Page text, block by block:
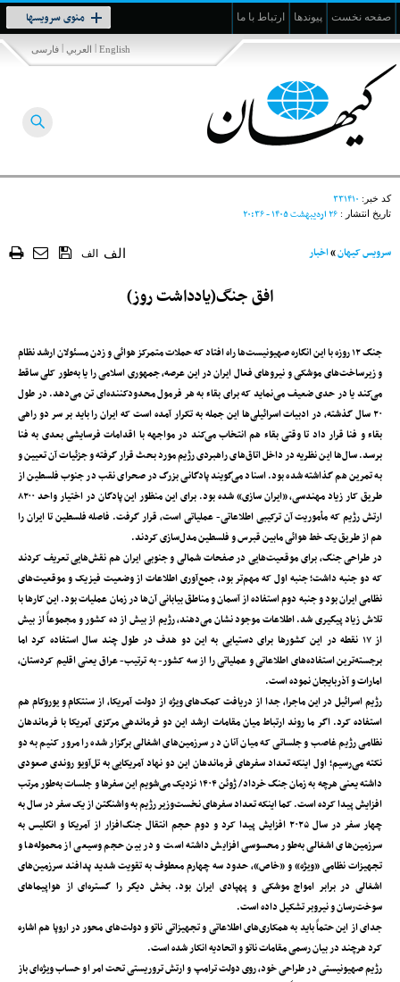
صفحه نخست پیوندها ارتباط با ما منوی سرویسها
Toggle
navigation
فارسی | العربي | English
کد خبر: ۳۳۱۴۱۰
تاریخ انتشار : ۲۶ ارديبهشت ۱۴۰۵ - ۲۰:۳۶
سرویس کیهان»اخبار الف الف
افق جنگ(یادداشت روز)
جنگ ۱۲ روزه با این انگاره صهیونیست‌ها راه افتاد که حملات متمرکز هوائی و زدن مسئولان ارشد نظام
و زیرساخت‌های موشکی و نیروهای فعال ایران در این عرصه‌، جمهوری اسلامی را یا به‌طور کلی ساقط
می‌کند یا در حدی ضعیف می‌نماید که برای بقاء به هر فرمول محدود‌کننده‌ای تن می‌دهد. در طول
۲۰ سال گذشته‌، در ادبیات اسرائیلی‌ها این جمله به تکرار آمده است که ایران را باید بر سر دو راهی
بقاء و فنا قرار داد تا وقتی بقاء هم انتخاب می‌کند در مواجهه با اقدامات فرسایشی بعدی به فنا
برسد. سال‌ها این نظریه در داخل اتاق‌های راهبردی رژیم مورد بحث قرار گرفته و جزئیات آن تعیین و
به تمرین هم گذاشته شده بود. اسناد می‌گویند پادگانی بزرگ در صحرای نقب در جنوب فلسطین از
طریق کار زیاد مهندسی‌، «ایران سازی» شده بود. برای این منظور این پادگان در اختیار واحد ۸۲۰۰
ارتش رژیم که مأموریت آن ترکیبی اطلاعاتی- عملیاتی است‌، قرار گرفت. فاصله فلسطین تا ایران را
هم از طریق یک خط هوائی مابین قبرس و فلسطین مدل‌سازی کردند.
در طراحی جنگ‌، برای موقعیت‌هایی در صفحات شمالی و جنوبی ایران هم نقش‌هایی تعریف کردند
که دو جنبه داشت؛ جنبه اول که مهم‌تر بود‌، جمع‌آوری اطلاعات از وضعیت فیزیک و موقعیت‌های
نظامی ایران بود و جنبه دوم استفاده از آسمان و مناطق بیابانی آن‌ها در زمان عملیات بود. این کارها با
تلاش زیاد پیگیری شد. اطلاعات موجود نشان می‌دهند‌، رژیم از بیش از ده کشور و مجموعاً از بیش
از ۱۷ نقطه در این کشورها برای دستیابی به این دو هدف در طول چند سال استفاده کرد اما
برجسته‌ترین استفاده‌های اطلاعاتی و عملیاتی را از سه کشور- به ترتیب- عراق یعنی اقلیم کردستان‌،
امارات و آذربایجان نموده است.
رژیم اسرائیل در این ماجرا‌، جدا از دریافت کمک‌های ویژه از دولت آمریکا، از سنتکام و یوروکام هم
استفاده کرد. اگر ما روند ارتباط میان مقامات ارشد این دو فرماندهی مرکزی آمریکا با فرماندهان
نظامی رژیم غاصب و جلساتی که میان آنان در سرزمین‌های اشغالی برگزار شده را مرور کنیم به دو
نکته می‌رسیم؛ اول اینکه تعداد سفرهای فرماندهان این دو نهاد آمریکایی به تل‌آویو روندی صعودی
داشته یعنی هرچه به زمان جنگ خرداد/ ژوئن ۱۴۰۴ نزدیک می‌شویم این سفرها و جلسات به‌طور مرتب
افزایش پیدا کرده است. کما اینکه تعداد سفرهای نخست‌وزیر رژیم به واشنگتن از یک سفر در سال به
چهار سفر در سال ۲۰۲۵ افزایش پیدا کرد و دوم حجم انتقال جنگ‌افزار از آمریکا و انگلیس به
سرزمین‌های اشغالی به‌طور محسوسی افزایش داشته است و در بین حجم وسیعی از محموله‌ها و
تجهیزات نظامی «ویژه» و «خاص»‌، حدود سه چهارم معطوف به تقویت شدید پدافند سرزمین‌های
اشغالی در برابر امواج موشکی و پهپادی ایران بود. بخش دیگر را گستره‌ای از هواپیماهای
سوخت‌رسان و نیروبر تشکیل داده است.
جدای از این حتماً باید به همکاری‌های اطلاعاتی و تجهیزاتی ناتو و دولت‌های محور در اروپا هم اشاره
کرد هرچند در بیان رسمی مقامات ناتو و اتحادیه انکار شده است.
رژیم صهیونیستی در طراحی خود‌، روی دولت ترامپ و ارتش تروریستی تحت امر او حساب ویژه‌ای باز